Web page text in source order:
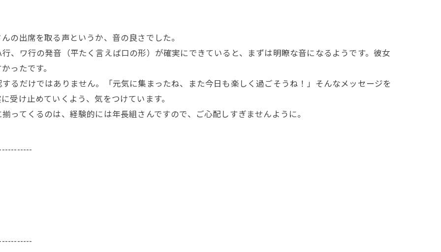
の出席を取る声というか、音の良さでした。
、ワ行の発音（平たく言えば口の形）が確実にできていると、まずは明瞭な音になるようです。彼女
ったです。
るだけではありません。「元気に集まったね、また今日も楽しく過ごそうね！」そんなメッセージを
受け止めていくよう、気をつけています。
ってくるのは、経験的には年長組さんですので、ご心配しすぎませんように。